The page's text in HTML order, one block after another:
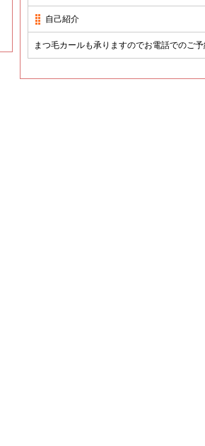
自己紹介
まつ毛カールも承りますのでお電話でのご予